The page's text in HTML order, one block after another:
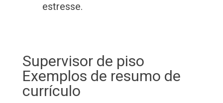
estresse.
Supervisor de piso
Exemplos de resumo de
currículo